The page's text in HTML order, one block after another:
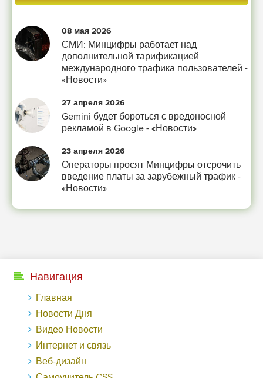
08 мая 2026
СМИ: Минцифры работает над
дополнительной тарификацией
международного трафика пользователей -
«Новости»
27 апреля 2026
Gemini будет бороться с вредоносной
рекламой в Google - «Новости»
23 апреля 2026
Операторы просят Минцифры отсрочить
введение платы за зарубежный трафик -
«Новости»
Навигация
Главная
Новости Дня
Видео Новости
Интернет и связь
Веб-дизайн